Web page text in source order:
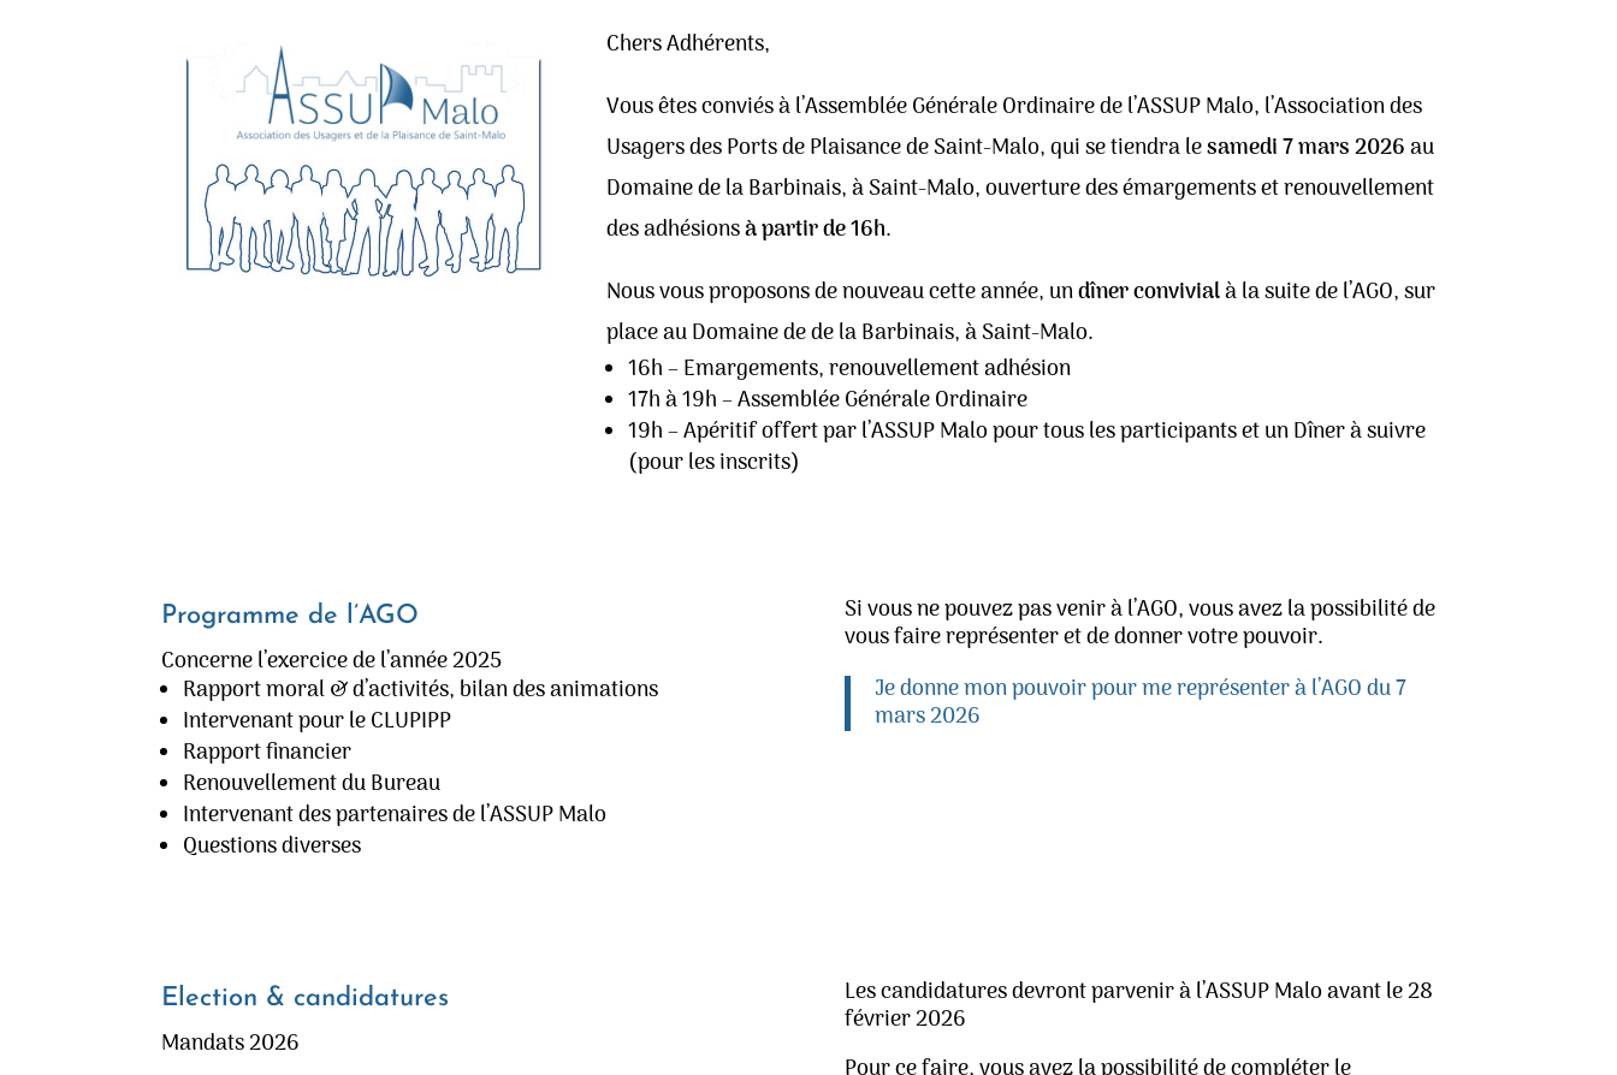
Chers Adhérents,
Vous êtes conviés à l’Assemblée Générale Ordinaire de l’ASSUP Malo, l’Association des
Usagers des Ports de Plaisance de Saint-Malo, qui se tiendra lesamedi 7 mars 2026au
Domaine de la Barbinais, à Saint-Malo, ouverture des émargements et renouvellement
des adhésionsà partir de 16h.
Nous vous proposons de nouveau cette année, undîner convivialà la suite de l’AGO, sur
place au Domaine de de la Barbinais, à Saint-Malo.
16h – Emargements, renouvellement adhésion
17h à 19h – Assemblée Générale Ordinaire
19h – Apéritif offert par l’ASSUP Malo pour tous les participants et un Dîner à suivre
(pour les inscrits)
Programme de l’AGO
Concerne l’exercice de l’année 2025
Rapport moral & d’activités, bilan des animations
Intervenant pour le CLUPIPP
Rapport financier
Renouvellement du Bureau
Intervenant des partenaires de l’ASSUP Malo
Questions diverses
Si vous ne pouvez pas venir à l’AGO, vous avez la possibilité de
vous faire représenter et de donner votre pouvoir.
Je donne mon pouvoir pour me représenter à l’AGO du 7
mars 2026
Election & candidatures
Mandats 2026
Les candidatures devront parvenir à l’ASSUP Malo avant le 28
février 2026